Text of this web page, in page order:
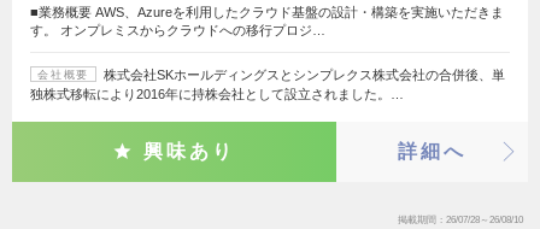
■業務概要 AWS、Azureを利用したクラウド基盤の設計・構築を実施いただきま
す。 オンプレミスからクラウドへの移行プロジ…
会社概要
株式会社SKホールディングスとシンプレクス株式会社の合併後、単
独株式移転により2016年に持株会社として設立されました。…
興味あり 詳細へ
掲載期間 26/07/28～26/08/10